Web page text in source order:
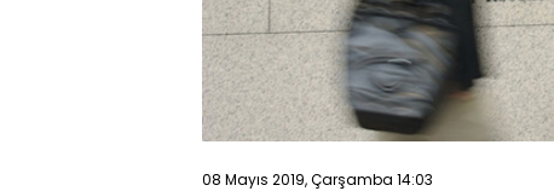
08 Mayıs 2019, Çarşamba 14:03